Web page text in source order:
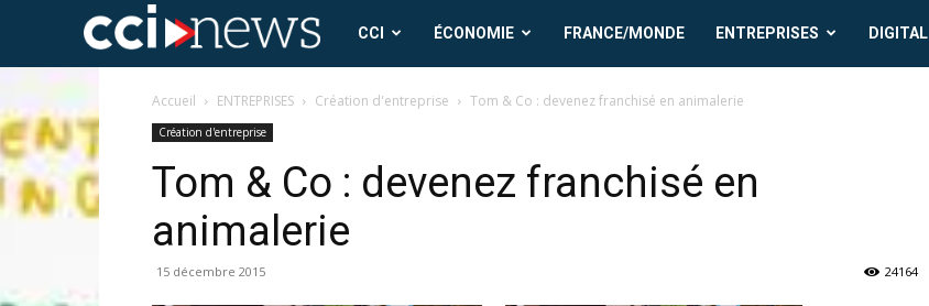
CCI
News
CCI ÉCONOMIE FRANCE/MONDE ENTREPRISES DIGITAL
Accueil ENTREPRISES Création d'entreprise Tom & Co : devenez franchisé en animalerie
Création d'entreprise
Tom & Co : devenez franchisé en
animalerie
15 décembre 2015 24164